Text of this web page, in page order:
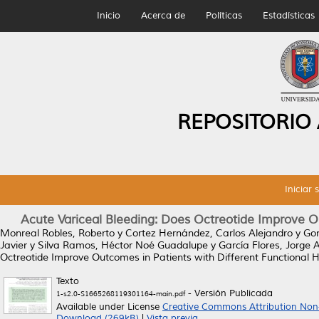
Inicio Acerca de Políticas Estadísticas
Iniciar
Acute Variceal Bleeding: Does Octreotide Improve
Monreal Robles, Roberto y Cortez Hernández, Carlos Alejandro y
Javier y Silva Ramos, Héctor Noé Guadalupe y García Flores, Jorge
Octreotide Improve Outcomes in Patients with Different Functional
Texto
1-s2.0-S1665268119301164-main.pdf- Versión Publicada
Available under License Creative Commons Attribution